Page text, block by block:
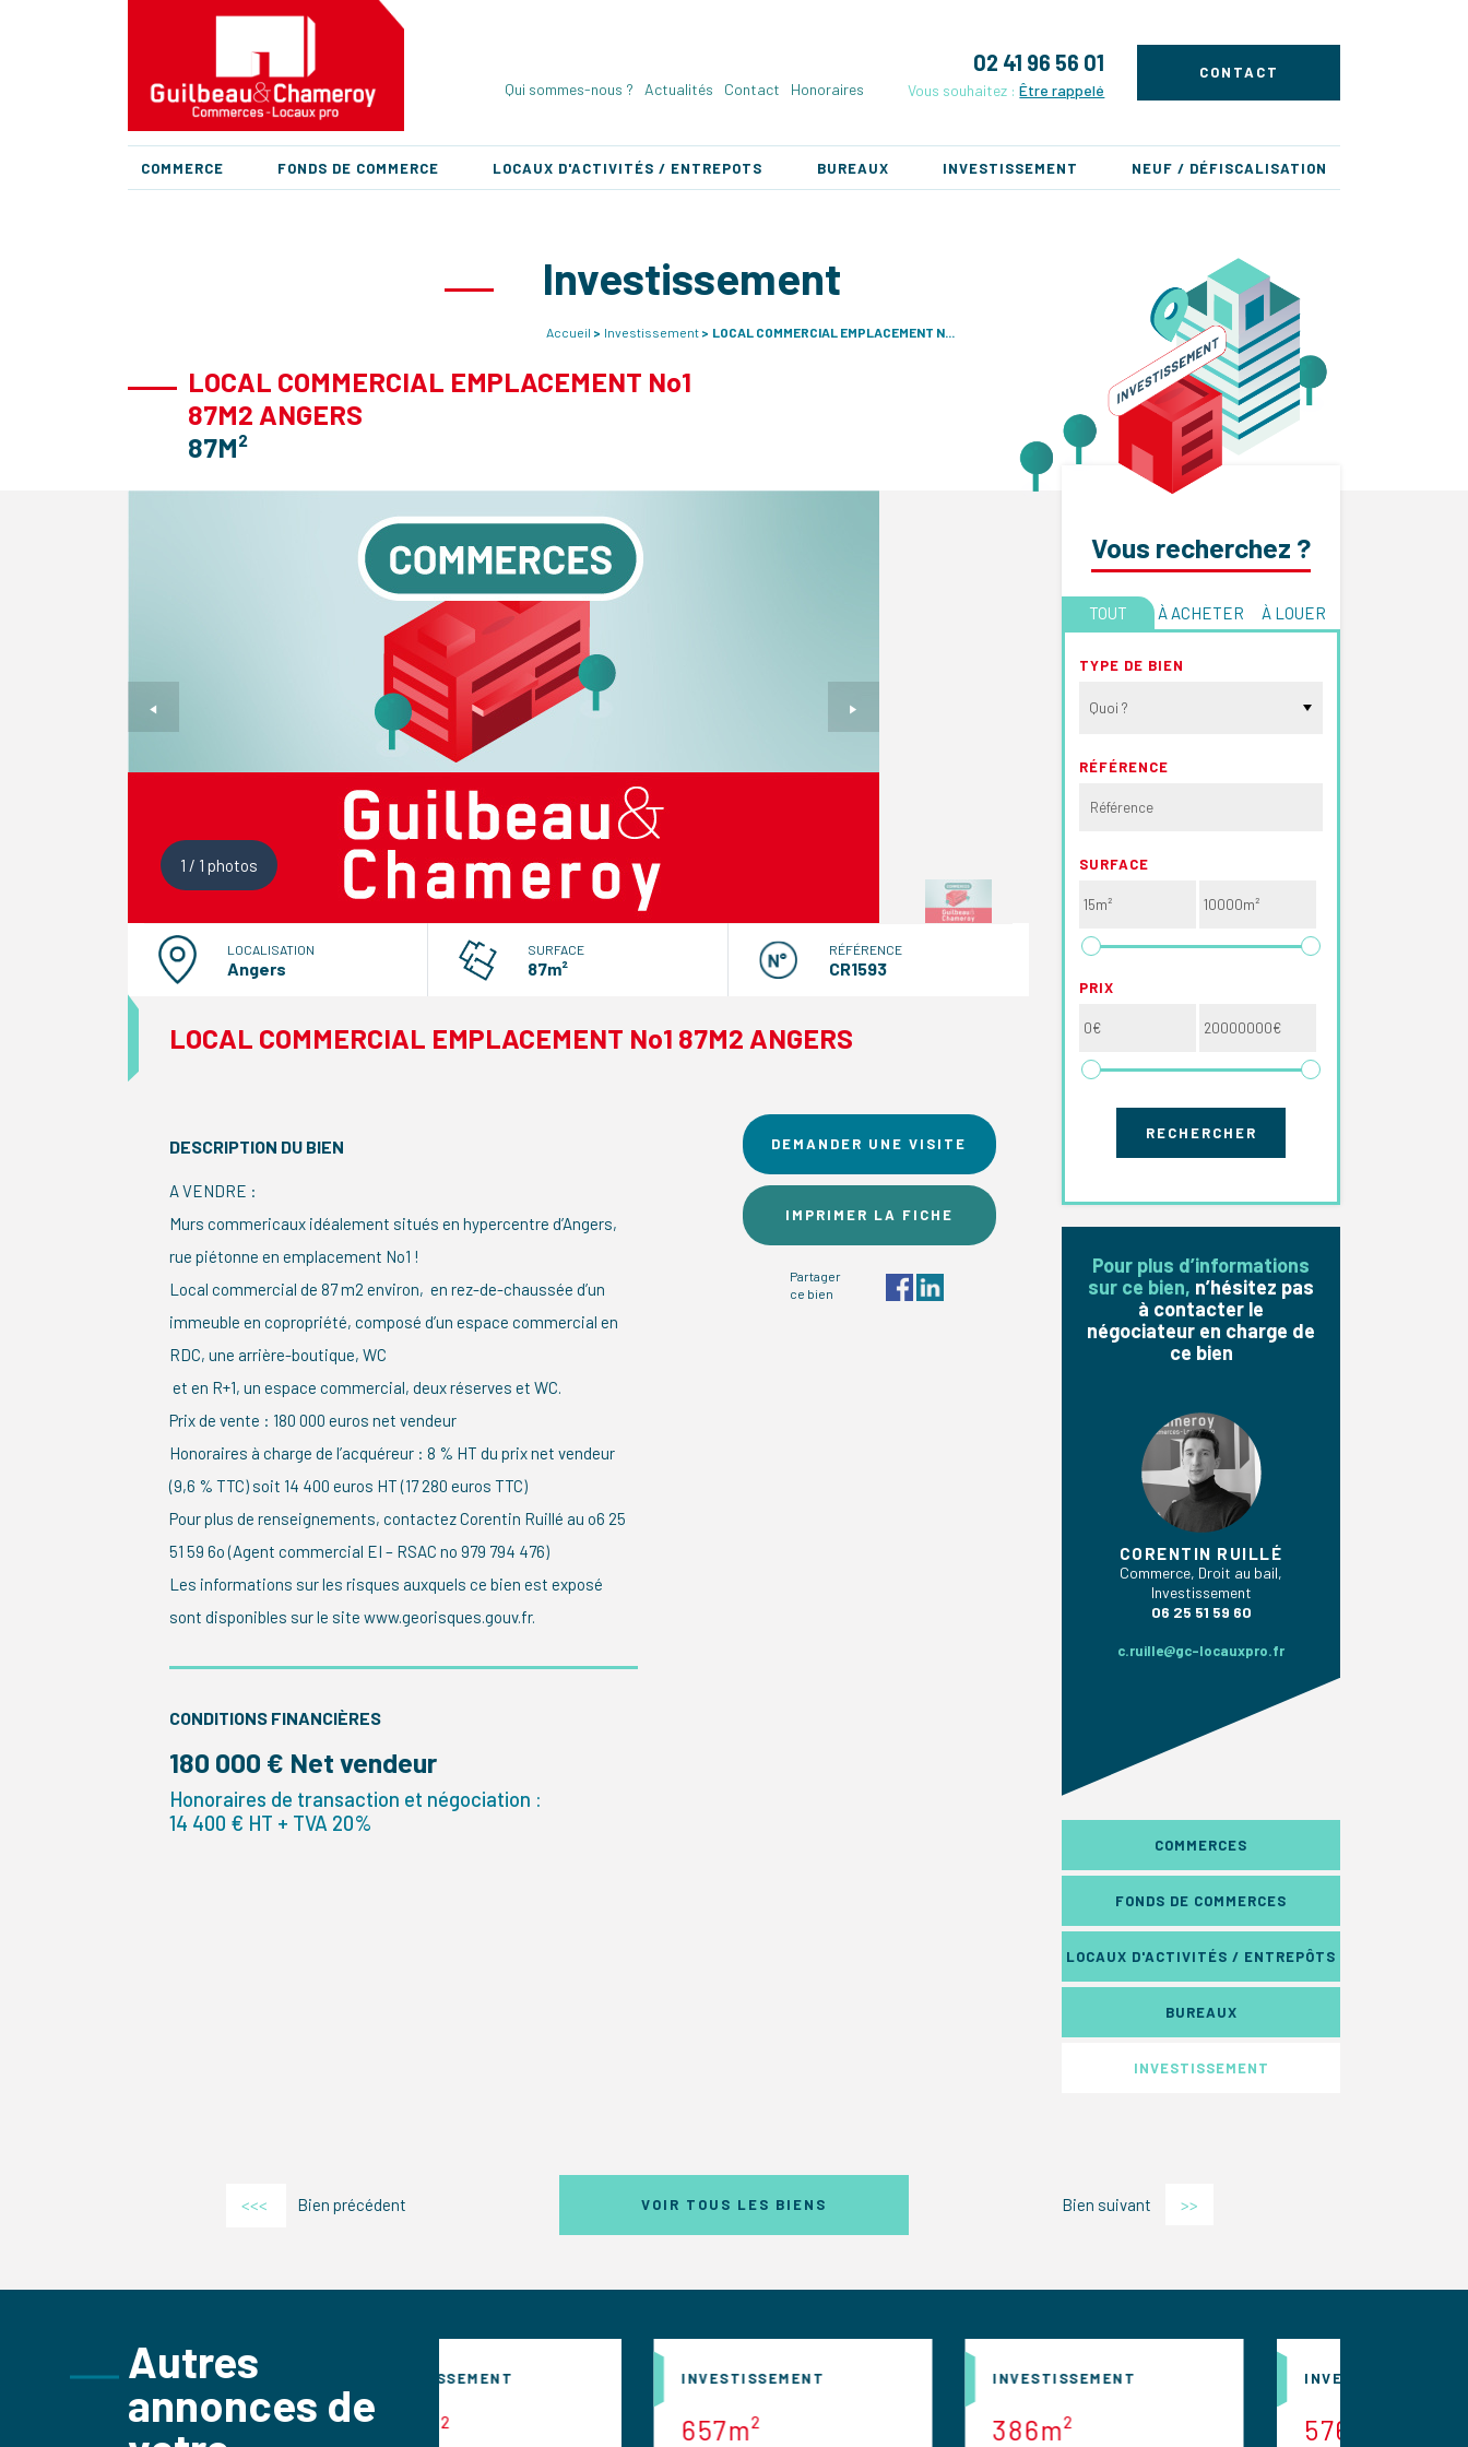
Qui sommes-nous ? Actualités Contact Honoraires
02 41 96 56 01
Vous souhaitez :Être rappelé
CONTACT
COMMERCE FONDS DE COMMERCE LOCAUX D'ACTIVITÉS / ENTREPOTS BUREAUX INVESTISSEMENT NEUF / DÉFISCALISATION
Investissement
Accueil Investissement LOCAL COMMERCIAL EMPLACEMENT N...
LOCAL COMMERCIAL EMPLACEMENT No1
87M2 ANGERS
87M²
1 / 1 photos
LOCALISATION
Angers
SURFACE
87m²
RÉFÉRENCE
CR1593
LOCAL COMMERCIAL EMPLACEMENT No1 87M2 ANGERS
DESCRIPTION DU BIEN
A VENDRE :
Murs commericaux idéalement situés en hypercentre d’Angers,
rue piétonne en emplacement No1 !
Local commercial de 87 m2 environ, en rez-de-chaussée d’un
immeuble en copropriété, composé d’un espace commercial en
RDC, une arrière-boutique, WC
et en R+1, un espace commercial, deux réserves et WC.
Prix de vente : 180 000 euros net vendeur
Honoraires à charge de l’acquéreur : 8 % HT du prix net vendeur
(9,6 % TTC) soit 14 400 euros HT (17 280 euros TTC)
Pour plus de renseignements, contactez Corentin Ruillé au o6 25
51 59 6o (Agent commercial EI – RSAC no 979 794 476)
Les informations sur les risques auxquels ce bien est exposé
sont disponibles sur le site www.georisques.gouv.fr.
CONDITIONS FINANCIÈRES
180 000 € Net vendeur
Honoraires de transaction et négociation :
14 400 € HT + TVA 20%
DEMANDER UNE VISITE
IMPRIMER LA FICHE
Partager
ce bien
Vous recherchez ?
TOUT À ACHETER À LOUER
TYPE DE BIEN
Quoi ?
RÉFÉRENCE
SURFACE
PRIX
Pour plus d’informations
sur ce bien, n’hésitez pas
à contacter le
négociateur en charge de
ce bien
CORENTIN RUILLÉ
Commerce, Droit au bail,
Investissement
06 25 51 59 60
c.ruille@gc-locauxpro.fr
COMMERCES
FONDS DE COMMERCES
LOCAUX D'ACTIVITÉS / ENTREPÔTS
BUREAUX
INVESTISSEMENT
<<< Bien précédent Bien suivant >>
VOIR TOUS LES BIENS
Autres
annonces de
INVESTISSEMENT
248m²
INVESTISSEMENT INVESTISSEMENT